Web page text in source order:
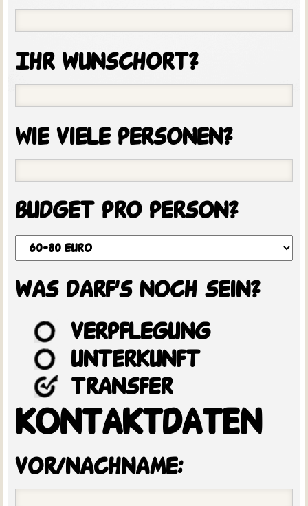
Ihr wunschort?
Wie viele personen?
budget pro person?
was darf's noch sein?
verpflegung
unterkunft
transfer
KONTAKTDATEN
vor/nachname: